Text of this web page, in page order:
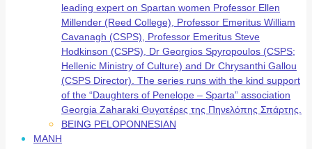
leading expert on Spartan women Professor Ellen
Millender (Reed College), Professor Emeritus William
Cavanagh (CSPS), Professor Emeritus Steve
Hodkinson (CSPS), Dr Georgios Spyropoulos (CSPS;
Hellenic Ministry of Culture) and Dr Chrysanthi Gallou
(CSPS Director). The series runs with the kind support
of the “Daughters of Penelope – Sparta” association
Georgia Zaharaki Θυγατέρες της Πηνελόπης Σπάρτης.
BEING PELOPONNESIAN
ΜΑΝΗ